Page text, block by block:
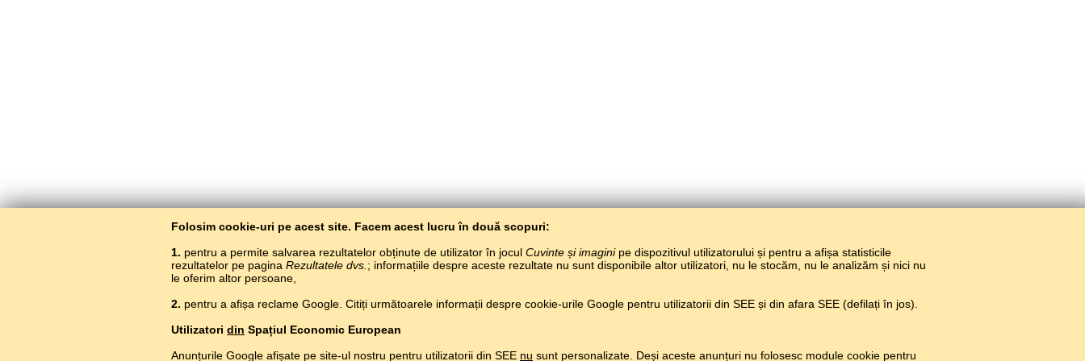
Folosim cookie-uri pe acest site. Facem acest lucru în două scopuri:
1. pentru a permite salvarea rezultatelor obținute de utilizator în jocul Cuvinte și imaginipe dispozitivul utilizatorului și pentru a afișa statisticile
rezultatelor pe pagina Rezultatele dvs. ; informațiile despre aceste rezultate nu sunt disponibile altor utilizatori, nu le stocăm, nu le analizăm și nici nu
le oferim altor persoane,
2. pentru a afișa reclame Google. Citiți următoarele informații despre cookie-urile Google pentru utilizatorii din SEE și din afara SEE (defilați în jos).
Utilizatori din Spațiul Economic European
Anunțurile Google afișate pe site-ul nostru pentru utilizatorii din SEE nu sunt personalizate. Deși aceste anunțuri nu folosesc module cookie pentru
Învață limba cecenă gratuit.